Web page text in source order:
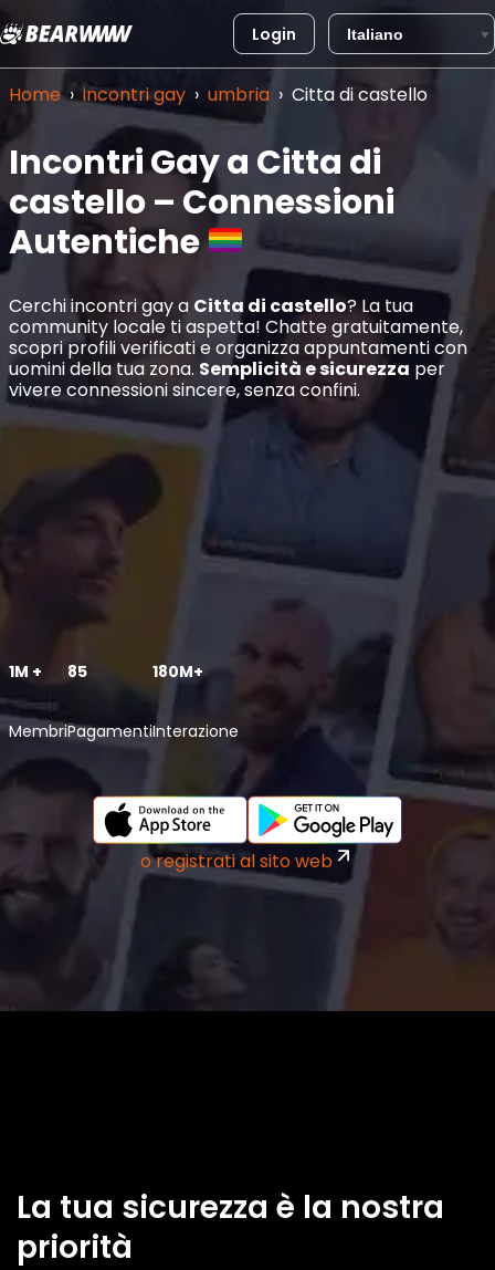
Vai
al
Login
Home › incontri gay › umbria › Citta di castello
Incontri Gay a Citta di
castello – Connessioni
Autentiche
Cerchi incontri gay a Citta di castello? La tua
community locale ti aspetta! Chatte gratuitamente,
scopri profili verificati e organizza appuntamenti con
uomini della tua zona. Semplicità e sicurezza per
vivere connessioni sincere, senza confini.
1M +
Membri
85
Pagamenti
180M+
Interazione
o registrati al sito web
La tua sicurezza è la nostra
priorità